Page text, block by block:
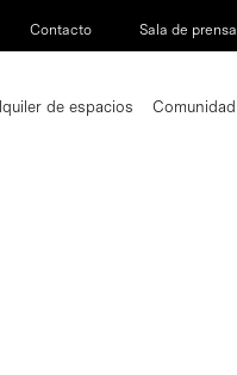
Contacto Sala de prensa
de espacios Comunidad